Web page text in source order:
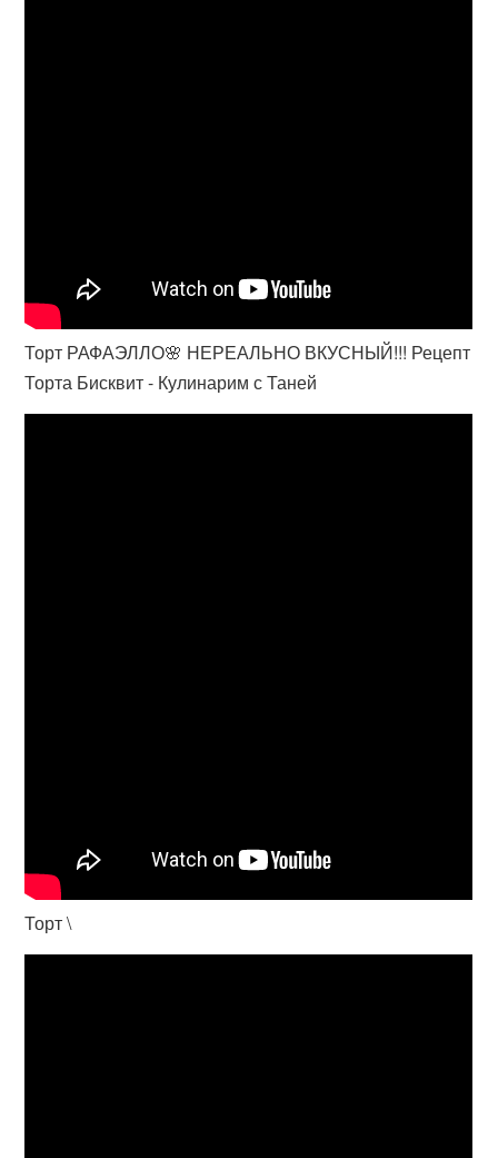
Торт РАФАЭЛЛО🌸 НЕРЕАЛЬНО ВКУСНЫЙ!!! Рецепт
Торта Бисквит - Кулинарим с Таней
Торт \